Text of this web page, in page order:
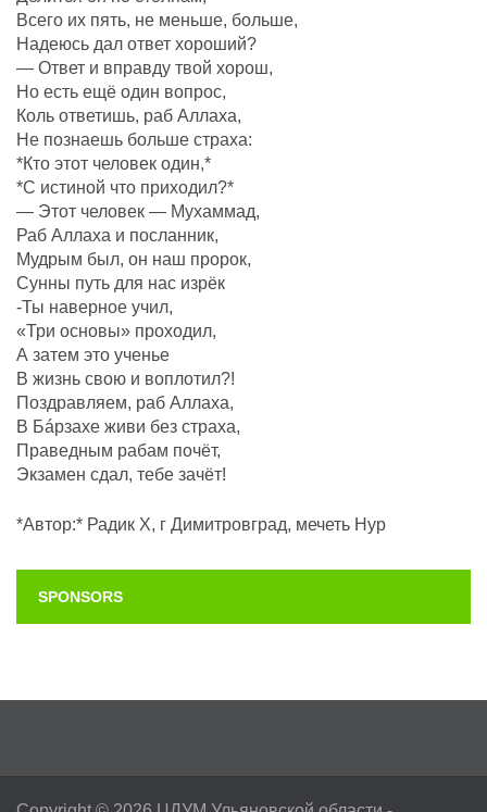
Всего их пять, не меньше, больше,
Надеюсь дал ответ хороший?
— Ответ и вправду твой хорош,
Но есть ещё один вопрос,
Коль ответишь, раб Аллаха,
Не познаешь больше страха:
*Кто этот человек один,*
*С истиной что приходил?*
— Этот человек — Мухаммад,
Раб Аллаха и посланник,
Мудрым был, он наш пророк,
Сунны путь для нас изрёк
-Ты наверное учил,
«Три основы» проходил,
А затем это ученье
В жизнь свою и воплотил?!
Поздравляем, раб Аллаха,
В Бáрзахе живи без страха,
Праведным рабам почëт,
Экзамен сдал, тебе зачёт!
*Автор:* Радик Х, г Димитровград, мечеть Нур
SPONSORS